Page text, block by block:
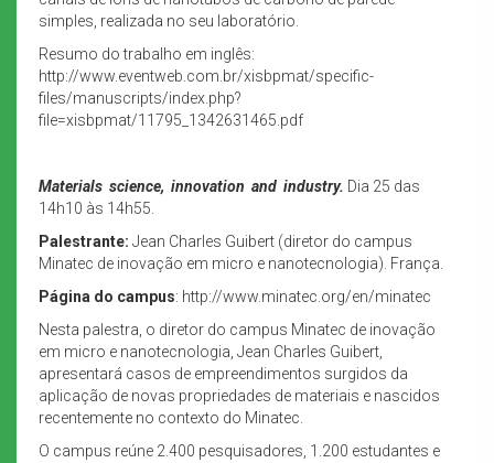
simples, realizada no seu laboratório.
Resumo do trabalho em inglês:
http://www.eventweb.com.br/xisbpmat/specific-
files/manuscripts/index.php?
file=xisbpmat/11795_1342631465.pdf
Materials science, innovation and industry. Dia 25 das
14h10 às 14h55.
Palestrante: Jean Charles Guibert (diretor do campus
Minatec de inovação em micro e nanotecnologia). França.
Página do campus: http://www.minatec.org/en/minatec
Nesta palestra, o diretor do campus Minatec de inovação
em micro e nanotecnologia, Jean Charles Guibert,
apresentará casos de empreendimentos surgidos da
aplicação de novas propriedades de materiais e nascidos
recentemente no contexto do Minatec.
O campus reúne 2.400 pesquisadores, 1.200 estudantes e